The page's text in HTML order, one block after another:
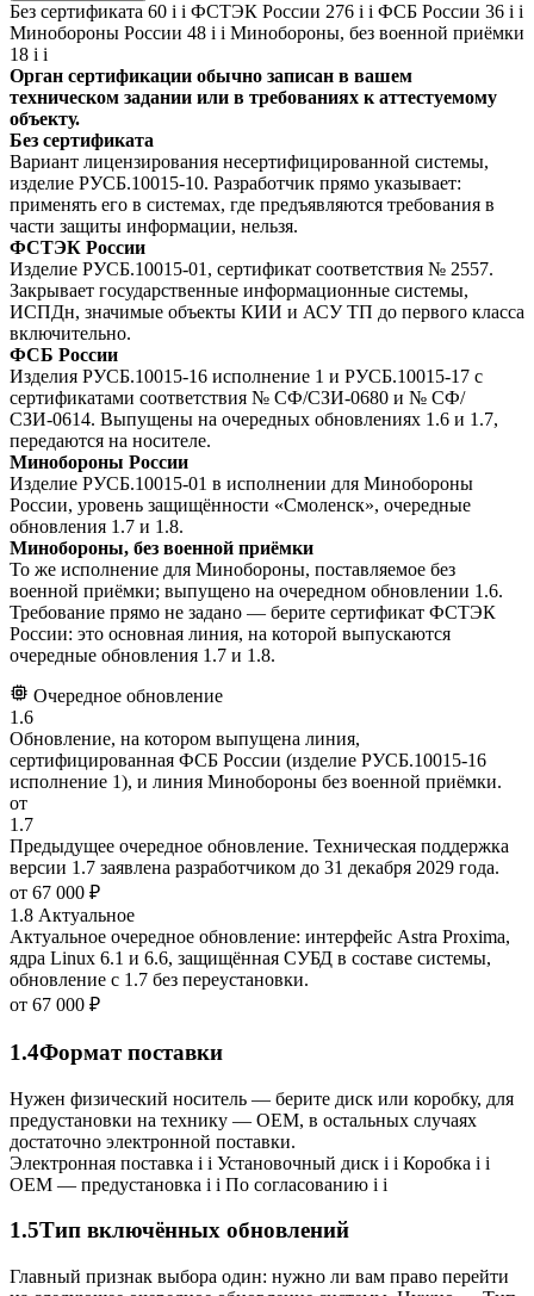
Без сертификата 60 i i ФСТЭК России 276 i i ФСБ России 36 i i
Минобороны России 48 i i Минобороны, без военной приёмки
18 i i
Орган сертификации обычно записан в вашем
техническом задании или в требованиях к аттестуемому
объекту.
Без сертификата
Вариант лицензирования несертифицированной системы,
изделие РУСБ.10015-10. Разработчик прямо указывает:
применять его в системах, где предъявляются требования в
части защиты информации, нельзя.
ФСТЭК России
Изделие РУСБ.10015-01, сертификат соответствия № 2557.
Закрывает государственные информационные системы,
ИСПДн, значимые объекты КИИ и АСУ ТП до первого класса
включительно.
ФСБ России
Изделия РУСБ.10015-16 исполнение 1 и РУСБ.10015-17 с
сертификатами соответствия № СФ/СЗИ-0680 и № СФ/
СЗИ-0614. Выпущены на очередных обновлениях 1.6 и 1.7,
передаются на носителе.
Минобороны России
Изделие РУСБ.10015-01 в исполнении для Минобороны
России, уровень защищённости «Смоленск», очередные
обновления 1.7 и 1.8.
Минобороны, без военной приёмки
То же исполнение для Минобороны, поставляемое без
военной приёмки; выпущено на очередном обновлении 1.6.
Требование прямо не задано — берите сертификат ФСТЭК
России: это основная линия, на которой выпускаются
очередные обновления 1.7 и 1.8.
Очередное обновление
1.6
Обновление, на котором выпущена линия,
сертифицированная ФСБ России (изделие РУСБ.10015-16
исполнение 1), и линия Минобороны без военной приёмки.
от
1.7
Предыдущее очередное обновление. Техническая поддержка
версии 1.7 заявлена разработчиком до 31 декабря 2029 года.
от 67 000 ₽
1.8 Актуальное
Актуальное очередное обновление: интерфейс Astra Proxima,
ядра Linux 6.1 и 6.6, защищённая СУБД в составе системы,
обновление с 1.7 без переустановки.
от 67 000 ₽
1.4Формат поставки
Нужен физический носитель — берите диск или коробку, для
предустановки на технику — OEM, в остальных случаях
достаточно электронной поставки.
Электронная поставка i i Установочный диск i i Коробка i i
OEM — предустановка i i По согласованию i i
1.5Тип включённых обновлений
Главный признак выбора один: нужно ли вам право перейти